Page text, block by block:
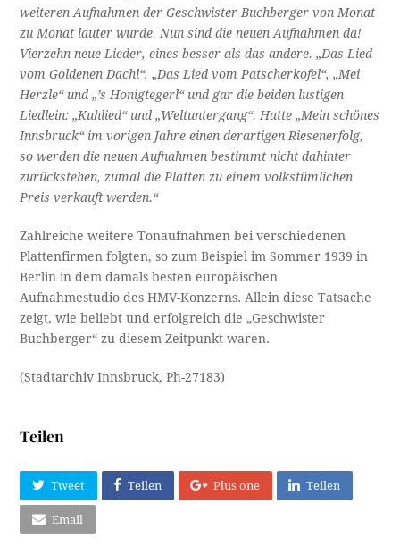
weiteren Aufnahmen der Geschwister Buchberger von Monat
zu Monat lauter wurde. Nun sind die neuen Aufnahmen da!
Vierzehn neue Lieder, eines besser als das andere. „Das Lied
vom Goldenen Dachl“, „Das Lied vom Patscherkofel“, „Mei
Herzle“ und „’s Honigtegerl“ und gar die beiden lustigen
Liedlein: „Kuhlied“ und „Weltuntergang“. Hatte „Mein schönes
Innsbruck“ im vorigen Jahre einen derartigen Riesen­erfolg,
so werden die neuen Aufnahmen bestimmt nicht dahinter
zurückstehen, zumal die Platten zu einem volkstümlichen
Preis verkauft werden.“
Zahlreiche weitere Tonaufnahmen bei verschiedenen
Plattenfirmen folgten, so zum Beispiel im Sommer 1939 in
Berlin in dem damals besten europäischen
Aufnahmestudio des HMV-Konzerns. Allein diese Tatsache
zeigt, wie beliebt und erfolgreich die „Geschwister
Buchberger“ zu diesem Zeitpunkt waren.
(Stadtarchiv Innsbruck, Ph-27183)
Teilen
Tweet Teilen Plus one Teilen
Email